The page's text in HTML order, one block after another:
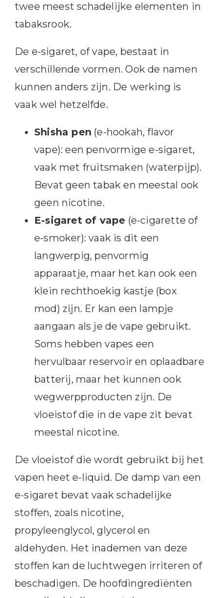
twee meest schadelijke elementen in
tabaksrook.
De e-sigaret, of vape, bestaat in
verschillende vormen. Ook de namen
kunnen anders zijn. De werking is
vaak wel hetzelfde.
Shisha pen (e-hookah, flavor
vape): een penvormige e-sigaret,
vaak met fruitsmaken (waterpijp).
Bevat geen tabak en meestal ook
geen nicotine.
E-sigaret of vape (e-cigarette of
e-smoker): vaak is dit een
langwerpig, penvormig
apparaatje, maar het kan ook een
klein rechthoekig kastje (box
mod) zijn. Er kan een lampje
aangaan als je de vape gebruikt.
Soms hebben vapes een
hervulbaar reservoir en oplaadbare
batterij, maar het kunnen ook
wegwerpproducten zijn. De
vloeistof die in de vape zit bevat
meestal nicotine.
De vloeistof die wordt gebruikt bij het
vapen heet e-liquid. De damp van een
e-sigaret bevat vaak schadelijke
stoffen, zoals nicotine,
propyleenglycol, glycerol en
aldehyden. Het inademen van deze
stoffen kan de luchtwegen irriteren of
beschadigen. De hoofdingrediënten